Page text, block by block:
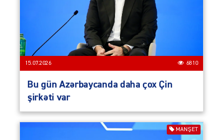
15.07.2026 6810
Bu gün Azərbaycanda daha çox Çin
şirkəti var
MANŞET